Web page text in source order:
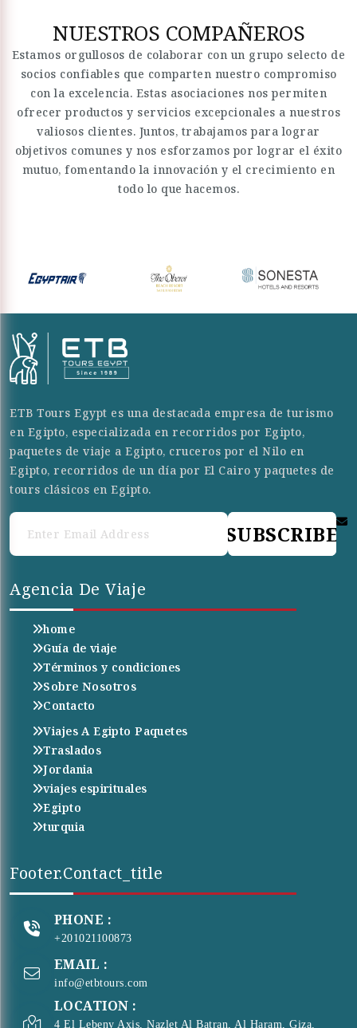
NUESTROS COMPAÑEROS
Estamos orgullosos de colaborar con un grupo selecto de
socios confiables que comparten nuestro compromiso
con la excelencia. Estas asociaciones nos permiten
ofrecer productos y servicios excepcionales a nuestros
valiosos clientes. Juntos, trabajamos para lograr
objetivos comunes y nos esforzamos por lograr el éxito
mutuo, fomentando la innovación y el crecimiento en
todo lo que hacemos.
ETB Tours Egypt es una destacada empresa de turismo
en Egipto, especializada en recorridos por Egipto,
paquetes de viaje a Egipto, cruceros por el Nilo en
Egipto, recorridos de un día por El Cairo y paquetes de
tours clásicos en Egipto.
SUBSCRIBE
Agencia De Viaje
home
Guía de viaje
Términos y condiciones
Sobre Nosotros
Contacto
Viajes A Egipto Paquetes
Traslados
Jordania
viajes espirituales
Egipto
turquia
Footer.contact_title
PHONE :
+201021100873
EMAIL :
info@etbtours.com
LOCATION :
4 El Lebeny Axis, Nazlet Al Batran, Al Haram, Giza,